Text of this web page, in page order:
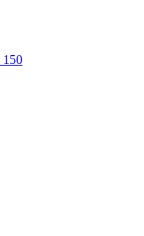
150